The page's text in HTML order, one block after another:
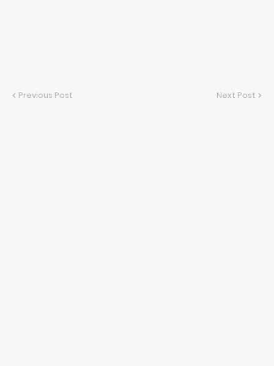
Previous Post Next Post